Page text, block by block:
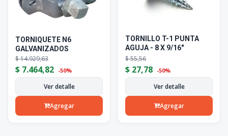
TORNIQUETE N6
GALVANIZADOS
$14.929,63
$ 7.464,82 -50%
Ver detalle
Agregar
TORNILLO T-1 PUNTA
AGUJA - 8 X 9/16"
$55,56
$ 27,78 -50%
Ver detalle
Agregar